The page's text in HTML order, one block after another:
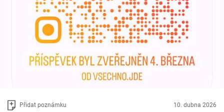
Přidat poznámku 10. dubna 2026